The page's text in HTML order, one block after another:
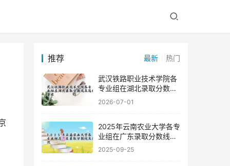
推荐 最新 热门
武汉铁路职业技术学院各
专业组在湖北录取分数线
及选科要求
2026-07-01
2025年云南农业大学各专
业组在广东录取分数线及
位次
2025-09-25